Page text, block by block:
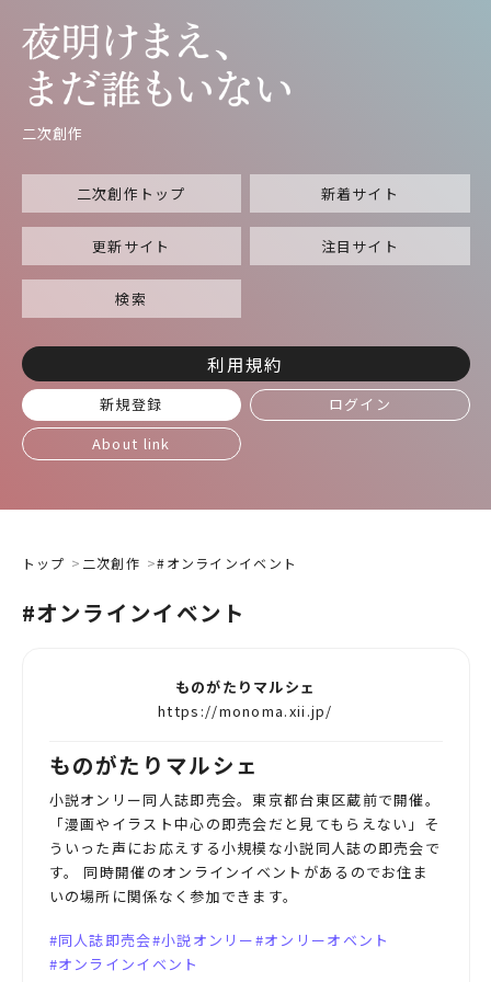
二次創作
二次創作トップ 新着サイト
更新サイト 注目サイト
検索
利用規約
新規登録
ログイン
About link
トップ 二次創作 #オンラインイベント
#オンラインイベント
ものがたりマルシェ
https://monoma.xii.jp/
ものがたりマルシェ
小説オンリー同人誌即売会。東京都台東区蔵前で開催。
「漫画やイラスト中心の即売会だと見てもらえない」そ
ういった声にお応えする小規模な小説同人誌の即売会で
す。 同時開催のオンラインイベントがあるのでお住ま
いの場所に関係なく参加できます。
同人誌即売会 小説オンリー
オンリーオベント
オンラインイベント